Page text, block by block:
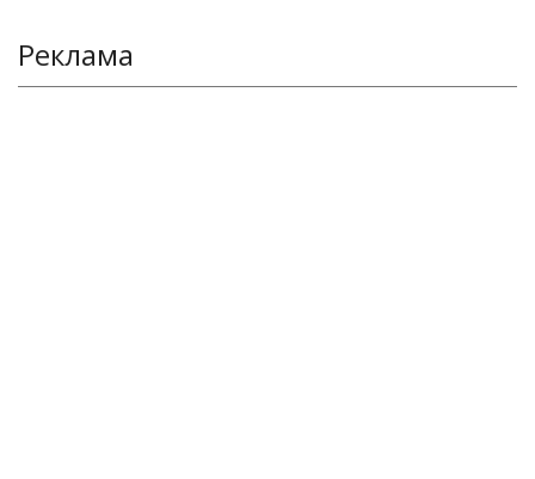
Реклама